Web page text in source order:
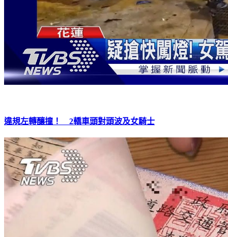
違規左轉釀撞！ 2轎車頭對頭波及女騎士